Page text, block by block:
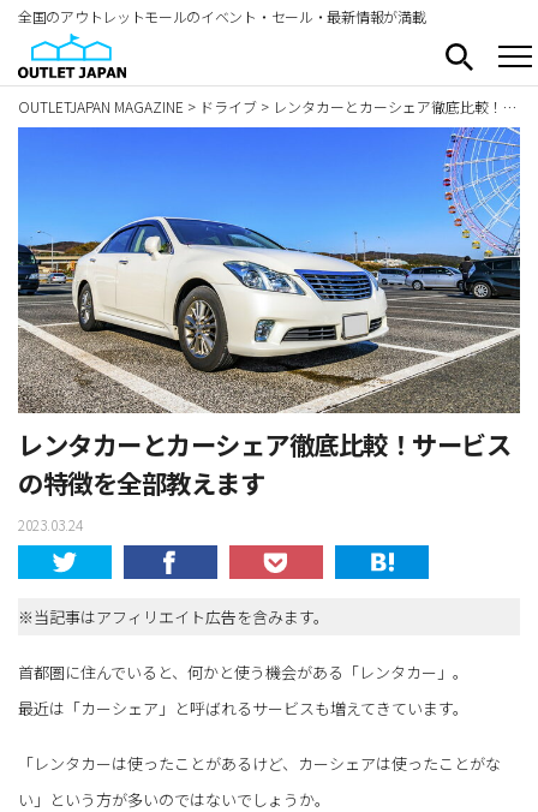
全国のアウトレットモールのイベント・セール・最新情報が満載
OUTLETJAPAN MAGAZINE > ドライブ > レンタカーとカーシェア徹底比較！サービスの特徴を全部教えます
レンタカーとカーシェア徹底比較！サービス
の特徴を全部教えます
2023.03.24
※当記事はアフィリエイト広告を含みます。
首都圏に住んでいると、何かと使う機会がある「レンタカー」。
最近は「カーシェア」と呼ばれるサービスも増えてきています。
「レンタカーは使ったことがあるけど、カーシェアは使ったことがな
い」という方が多いのではないでしょうか。